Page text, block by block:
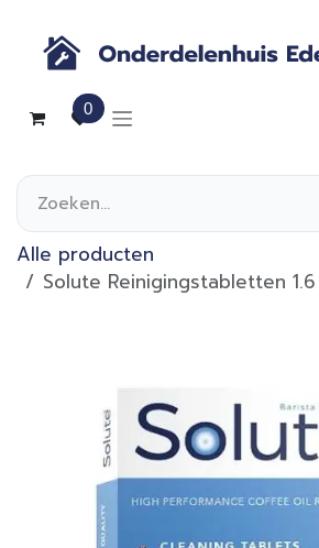
0
Alle producten
Solute Reinigingstabletten